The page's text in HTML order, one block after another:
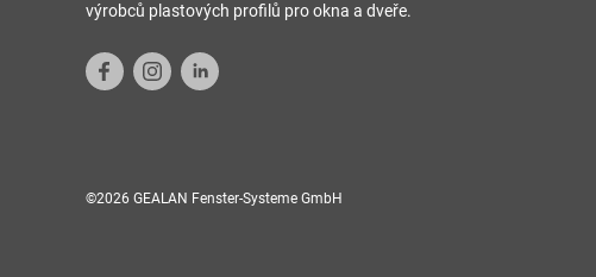
výrobců plastových profilů pro okna a dveře.
©2026 GEALAN Fenster-Systeme GmbH